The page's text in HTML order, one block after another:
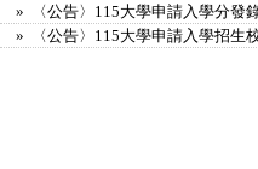
» 〈公告〉115大學申請入學分發
» 〈公告〉115大學申請入學招生